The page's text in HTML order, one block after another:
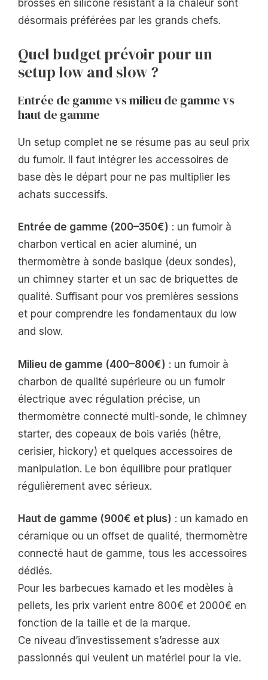
brosses en silicone résistant à la chaleur sont
désormais préférées par les grands chefs.
Quel budget prévoir pour un
setup low and slow ?
Entrée de gamme vs milieu de gamme vs
haut de gamme
Un setup complet ne se résume pas au seul prix
du fumoir. Il faut intégrer les accessoires de
base dès le départ pour ne pas multiplier les
achats successifs.
Entrée de gamme (200–350€) : un fumoir à
charbon vertical en acier aluminé, un
thermomètre à sonde basique (deux sondes),
un chimney starter et un sac de briquettes de
qualité. Suffisant pour vos premières sessions
et pour comprendre les fondamentaux du low
and slow.
Milieu de gamme (400–800€) : un fumoir à
charbon de qualité supérieure ou un fumoir
électrique avec régulation précise, un
thermomètre connecté multi-sonde, le chimney
starter, des copeaux de bois variés (hêtre,
cerisier, hickory) et quelques accessoires de
manipulation. Le bon équilibre pour pratiquer
régulièrement avec sérieux.
Haut de gamme (900€ et plus) : un kamado en
céramique ou un offset de qualité, thermomètre
connecté haut de gamme, tous les accessoires
dédiés.
Pour les barbecues kamado et les modèles à
pellets, les prix varient entre 800€ et 2000€ en
fonction de la taille et de la marque.
Ce niveau d’investissement s’adresse aux
passionnés qui veulent un matériel pour la vie.